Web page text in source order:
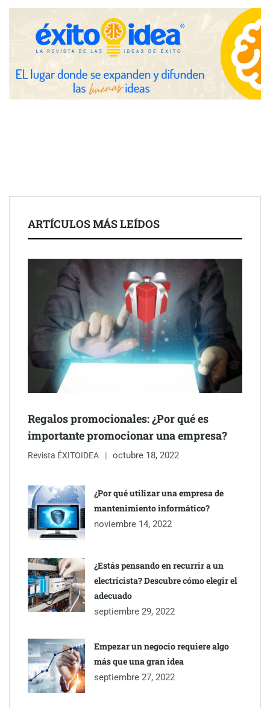
Zoomex mejora su Strategy Center con herramientas
avanzadas para trading estratégico
COMPALISS de LYSOTRIC: cuando un solo producto multiplica
las posibilidades del salón profesional
Schaeffler mejora su rentabilidad en el primer semestre de 2026
NOVA: innovación y diseño que transforman espacios de la
mano de Tormo Franquicias
ARTÍCULOS MÁS LEÍDOS
Regalos promocionales: ¿Por qué es
importante promocionar una empresa?
Revista ÉXITOIDEA octubre 18, 2022
¿Por qué utilizar una empresa de
mantenimiento informático?
noviembre 14, 2022
¿Estás pensando en recurrir a un
electricista? Descubre cómo elegir el
adecuado
septiembre 29, 2022
Empezar un negocio requiere algo
más que una gran idea
septiembre 27, 2022